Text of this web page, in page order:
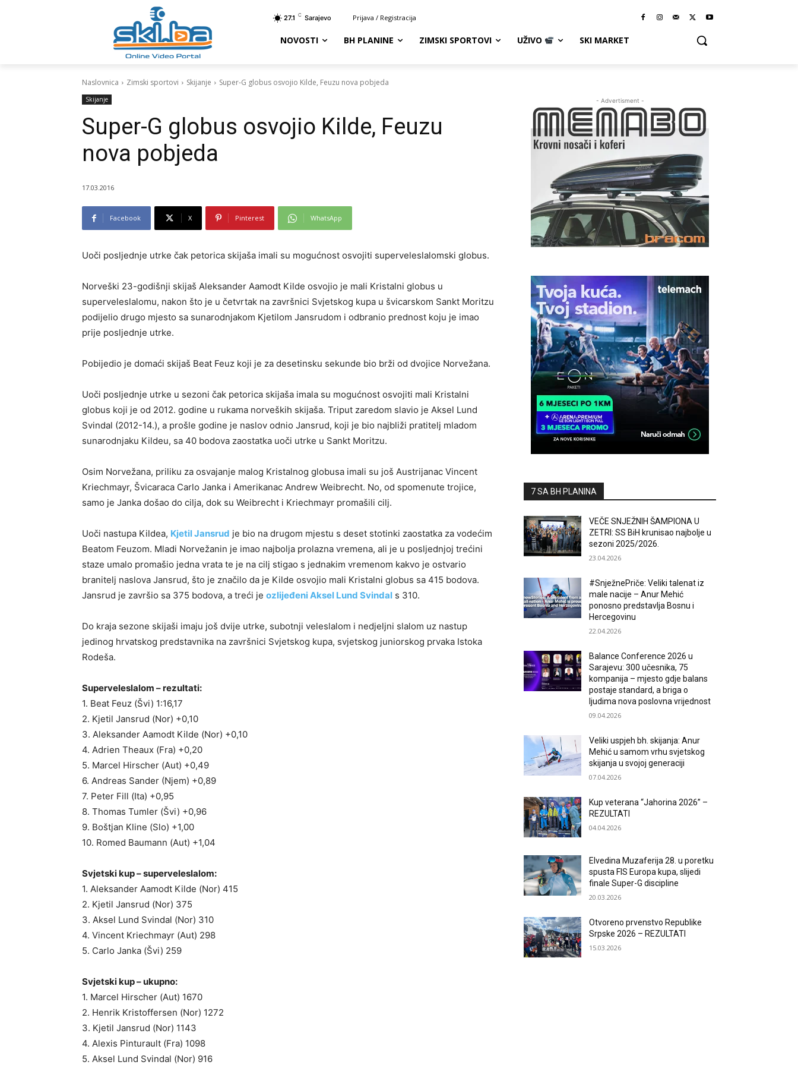
27.1 C Sarajevo Prijava / Registracija
NOVOSTI BH PLANINE ZIMSKI SPORTOVI UŽIVO SKI MARKET
Naslovnica Zimski sportovi Skijanje Super-G globus osvojio Kilde, Feuzu nova pobjeda
Skijanje
Super-G globus osvojio Kilde, Feuzu
nova pobjeda
17.03.2016
Facebook X Pinterest WhatsApp
Uoči posljednje utrke čak petorica skijaša imali su mogućnost osvojiti superveleslalomski globus.
Norveški 23-godišnji skijaš Aleksander Aamodt Kilde osvojio je mali Kristalni globus u
superveleslalomu, nakon što je u četvrtak na završnici Svjetskog kupa u švicarskom Sankt Moritzu
podijelio drugo mjesto sa sunarodnjakom Kjetilom Jansrudom i odbranio prednost koju je imao
prije posljednje utrke.
Pobijedio je domaći skijaš Beat Feuz koji je za desetinsku sekunde bio brži od dvojice Norvežana.
Uoči posljednje utrke u sezoni čak petorica skijaša imala su mogućnost osvojiti mali Kristalni
globus koji je od 2012. godine u rukama norveških skijaša. Triput zaredom slavio je Aksel Lund
Svindal (2012-14.), a prošle godine je naslov odnio Jansrud, koji je bio najbliži pratitelj mladom
sunarodnjaku Kildeu, sa 40 bodova zaostatka uoči utrke u Sankt Moritzu.
Osim Norvežana, priliku za osvajanje malog Kristalnog globusa imali su još Austrijanac Vincent
Kriechmayr, Švicaraca Carlo Janka i Amerikanac Andrew Weibrecht. No, od spomenute trojice,
samo je Janka došao do cilja, dok su Weibrecht i Kriechmayr promašili cilj.
Uoči nastupa Kildea, Kjetil Jansrud je bio na drugom mjestu s deset stotinki zaostatka za vodećim
Beatom Feuzom. Mladi Norvežanin je imao najbolja prolazna vremena, ali je u posljednjoj trećini
staze umalo promašio jedna vrata te je na cilj stigao s jednakim vremenom kakvo je ostvario
branitelj naslova Jansrud, što je značilo da je Kilde osvojio mali Kristalni globus sa 415 bodova.
Jansrud je završio sa 375 bodova, a treći je ozlijeđeni Aksel Lund Svindal s 310.
Do kraja sezone skijaši imaju još dvije utrke, subotnji veleslalom i nedjeljni slalom uz nastup
jedinog hrvatskog predstavnika na završnici Svjetskog kupa, svjetskog juniorskog prvaka Istoka
Rodeša.
Superveleslalom – rezultati:
1. Beat Feuz (Švi) 1:16,17
2. Kjetil Jansrud (Nor) +0,10
3. Aleksander Aamodt Kilde (Nor) +0,10
4. Adrien Theaux (Fra) +0,20
5. Marcel Hirscher (Aut) +0,49
6. Andreas Sander (Njem) +0,89
7. Peter Fill (Ita) +0,95
8. Thomas Tumler (Švi) +0,96
9. Boštjan Kline (Slo) +1,00
10. Romed Baumann (Aut) +1,04
Svjetski kup – superveleslalom:
1. Aleksander Aamodt Kilde (Nor) 415
2. Kjetil Jansrud (Nor) 375
3. Aksel Lund Svindal (Nor) 310
4. Vincent Kriechmayr (Aut) 298
5. Carlo Janka (Švi) 259
Svjetski kup – ukupno:
1. Marcel Hirscher (Aut) 1670
2. Henrik Kristoffersen (Nor) 1272
3. Kjetil Jansrud (Nor) 1143
4. Alexis Pinturault (Fra) 1098
5. Aksel Lund Svindal (Nor) 916
- Advertisment -
7 SA BH PLANINA
VEČE SNJEŽNIH ŠAMPIONA U
ZETRI: SS BiH krunisao najbolje u
sezoni 2025/2026.
23.04.2026
#SnježnePriče: Veliki talenat iz
male nacije – Anur Mehić
ponosno predstavlja Bosnu i
Hercegovinu
22.04.2026
Balance Conference 2026 u
Sarajevu: 300 učesnika, 75
kompanija – mjesto gdje balans
postaje standard, a briga o
ljudima nova poslovna vrijednost
09.04.2026
Veliki uspjeh bh. skijanja: Anur
Mehić u samom vrhu svjetskog
skijanja u svojoj generaciji
07.04.2026
Kup veterana “Jahorina 2026” –
REZULTATI
04.04.2026
Elvedina Muzaferija 28. u poretku
spusta FIS Europa kupa, slijedi
finale Super-G discipline
20.03.2026
Otvoreno prvenstvo Republike
Srpske 2026 – REZULTATI
15.03.2026